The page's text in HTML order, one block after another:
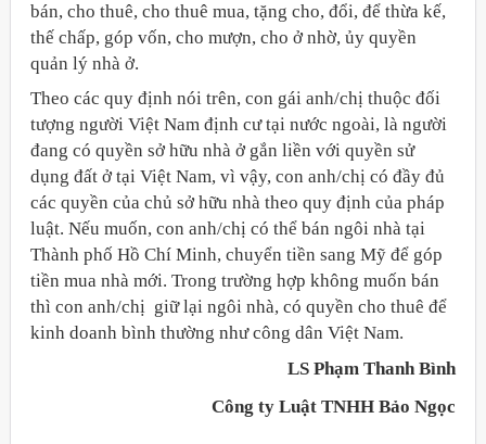
Việt Nam ở nước ngoài
bán, cho thuê, cho thuê mua, tặng cho, đổi, để thừa kế,
thế chấp, góp vốn, cho mượn, cho ở nhờ, ủy quyền
quản lý nhà ở.
Theo các quy định nói trên, con gái anh/chị thuộc đối
tượng người Việt Nam định cư tại nước ngoài, là người
đang có quyền sở hữu nhà ở gắn liền với quyền sử
dụng đất ở tại Việt Nam, vì vậy, con anh/chị có đầy đủ
các quyền của chủ sở hữu nhà theo quy định của pháp
luật. Nếu muốn, con anh/chị có thể bán ngôi nhà tại
Thành phố Hồ Chí Minh, chuyển tiền sang Mỹ để góp
tiền mua nhà mới. Trong trường hợp không muốn bán
thì con anh/chị giữ lại ngôi nhà, có quyền cho thuê để
kinh doanh bình thường như công dân Việt Nam.
LS Phạm Thanh Bình
Công ty Luật TNHH Bảo Ngọc